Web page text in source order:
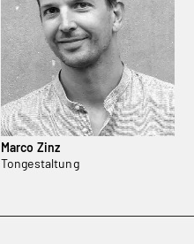
Marco Zinz
Tongestaltung